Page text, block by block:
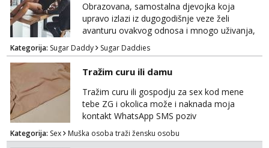
Obrazovana, samostalna djevojka koja
upravo izlazi iz dugogodišnje veze želi
avanturu ovakvog odnosa i mnogo uživanja,
poklona, pažnje i putovanja. Moguća i
poslovna saradnja ako nam se interesi
poklapaju. Mnogo senzualnosti i lijepe
energije. Javite mi se sa opisom što opširnijim
jer od toga ovisi da li ću odgovoriti. Isključivo
tražim nekoga za duži vremenski period.
Naravno njegovanog i galantn...
Kategorija: Sugar Daddy Sugar Daddies
Tražim curu ili damu
Tražim curu ili gospodju za sex kod mene
tebe ZG i okolica može i naknada moja
kontakt WhatsApp SMS poziv
Kategorija: Sex Muška osoba traži žensku osobu